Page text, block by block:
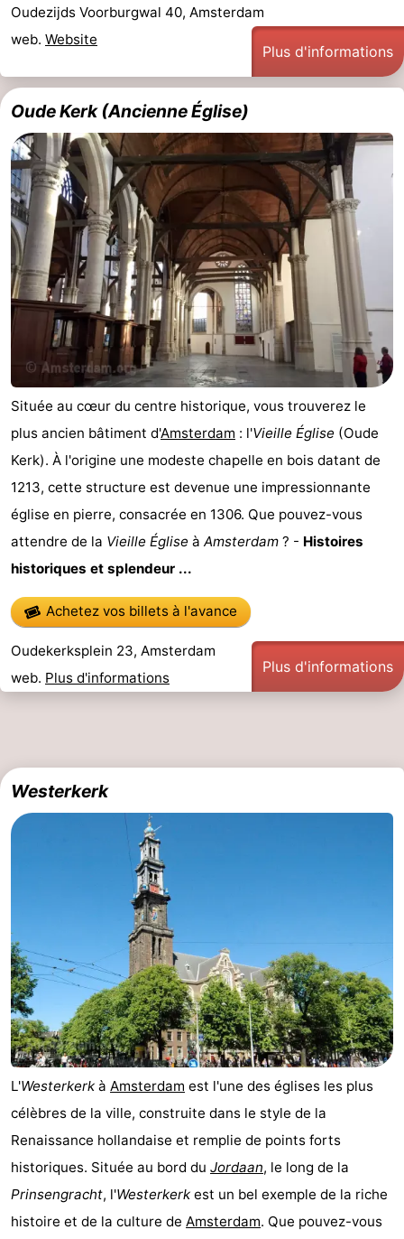
du
Nord
Hollande
du
Sud
Pratiques
Forum
Transports
en
commun
Route
Gare
Centrale
Schiphol
Eindhoven
Astuces
les
Médicales
Météo
Us
Oudezijds Voorburgwal 40, Amsterdam
web. Website
Plus d'informations
Oude Kerk (Ancienne Église)
Située au cœur du centre historique, vous trouverez le
plus ancien bâtiment d'Amsterdam : l'Vieille Église (Oude
Kerk). À l'origine une modeste chapelle en bois datant de
1213, cette structure est devenue une impressionnante
église en pierre, consacrée en 1306. Que pouvez-vous
attendre de la Vieille Église à Amsterdam ? - Histoires
historiques et splendeur ...
Achetez vos billets à l'avance
Oudekerksplein 23, Amsterdam
web. Plus d'informations
Plus d'informations
Westerkerk
L'Westerkerk à Amsterdam est l'une des églises les plus
célèbres de la ville, construite dans le style de la
Renaissance hollandaise et remplie de points forts
historiques. Située au bord du Jordaan, le long de la
Prinsengracht, l'Westerkerk est un bel exemple de la riche
histoire et de la culture de Amsterdam. Que pouvez-vous